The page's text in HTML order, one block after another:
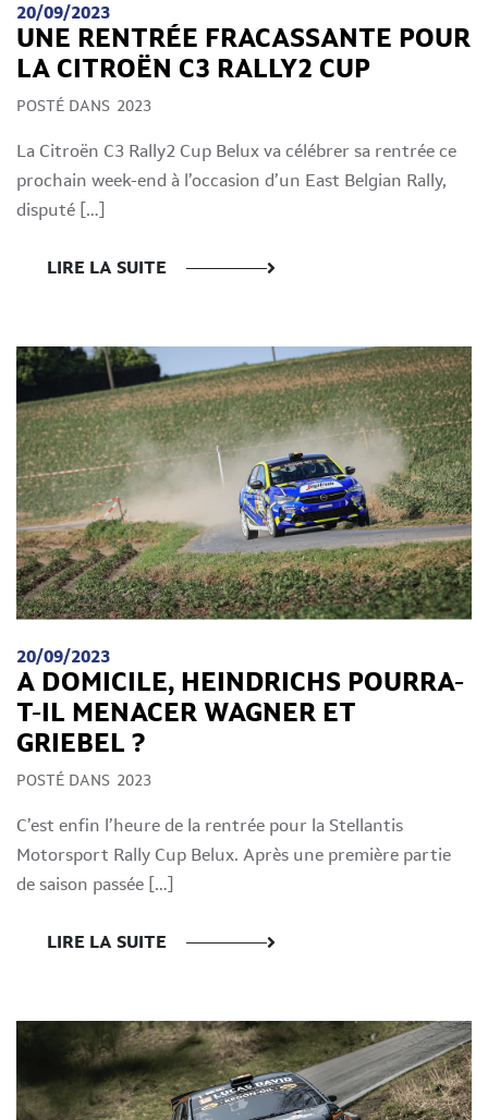
20/09/2023
UNE RENTRÉE FRACASSANTE POUR
LA CITROËN C3 RALLY2 CUP
POSTÉ DANS 2023
La Citroën C3 Rally2 Cup Belux va célébrer sa rentrée ce
prochain week-end à l’occasion d’un East Belgian Rally,
disputé […]
LIRE LA SUITE
20/09/2023
A DOMICILE, HEINDRICHS POURRA-
T-IL MENACER WAGNER ET
GRIEBEL ?
POSTÉ DANS 2023
C’est enfin l’heure de la rentrée pour la Stellantis
Motorsport Rally Cup Belux. Après une première partie
de saison passée […]
LIRE LA SUITE